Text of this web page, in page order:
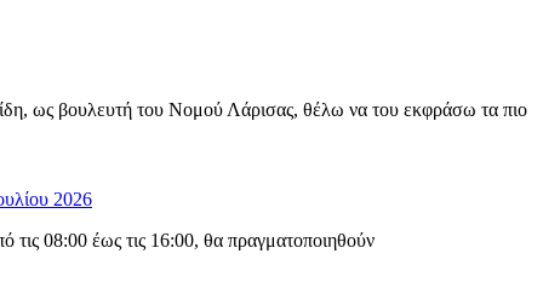
ως βουλευτή του Νομού Λάρισας, θέλω να του εκφράσω τα πιο
2026
08:00 έως τις 16:00, θα πραγματοποιηθούν